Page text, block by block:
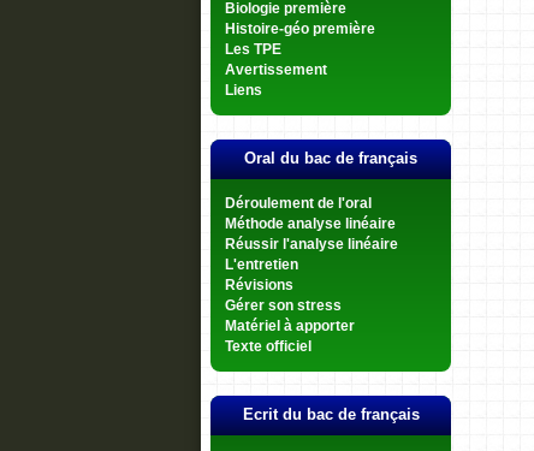
Biologie première
Histoire-géo première
Les TPE
Avertissement
Liens
Oral du bac de français
Déroulement de l'oral
Méthode analyse linéaire
Réussir l'analyse linéaire
L'entretien
Révisions
Gérer son stress
Matériel à apporter
Texte officiel
Ecrit du bac de français